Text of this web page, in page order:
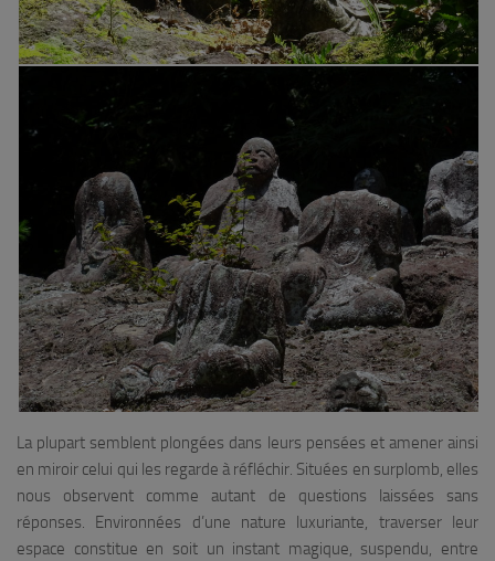
La plupart semblent plongées dans leurs pensées et amener ainsi
en miroir celui qui les regarde à réfléchir. Situées en surplomb, elles
nous observent comme autant de questions laissées sans
réponses. Environnées d’une nature luxuriante, traverser leur
espace constitue en soit un instant magique, suspendu, entre